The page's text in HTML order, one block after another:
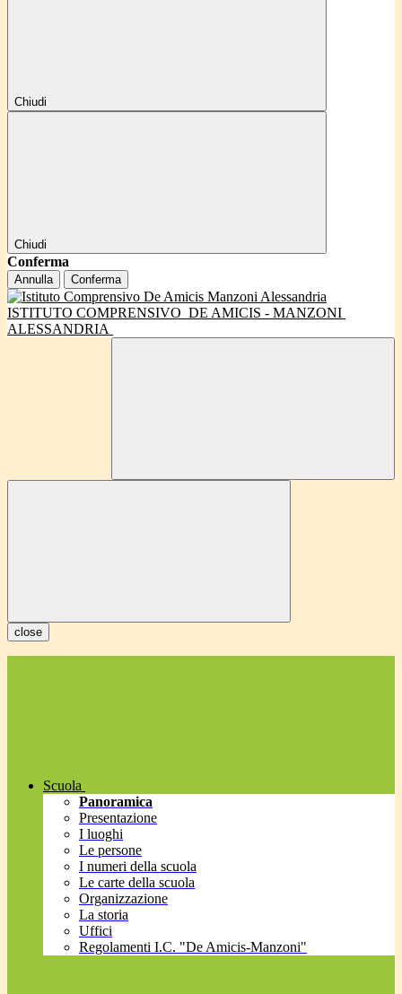
Chiudi
Chiudi
Conferma
Annulla Conferma
ISTITUTO COMPRENSIVO DE AMICIS - MANZONI
ALESSANDRIA
close
Scuola
Panoramica
Presentazione
I luoghi
Le persone
I numeri della scuola
Le carte della scuola
Organizzazione
La storia
Uffici
Regolamenti I.C. "De Amicis-Manzoni"